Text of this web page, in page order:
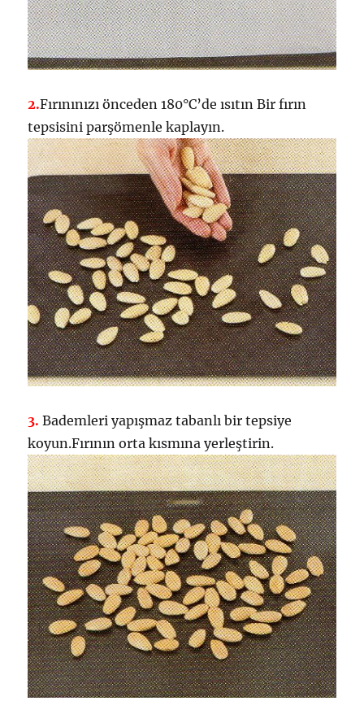
2.Fırınınızı önceden 180°C’de ısıtın Bir fırın
tepsisini parşömenle kaplayın.
3. Bademleri yapışmaz tabanlı bir tepsiye
koyun.Fırının orta kısmına yerleştirin.